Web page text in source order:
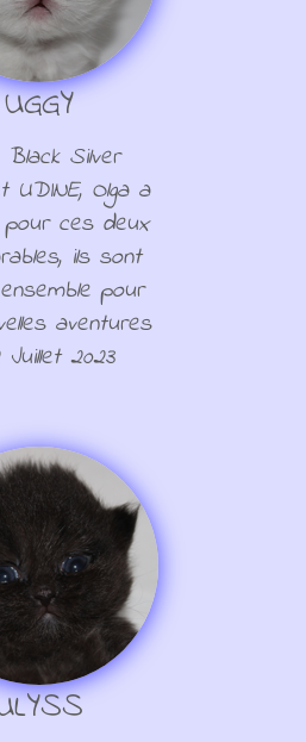
UGGY
Black Silver
UDINE, Olga a
ces deux
ils sont
pour
aventures
2023